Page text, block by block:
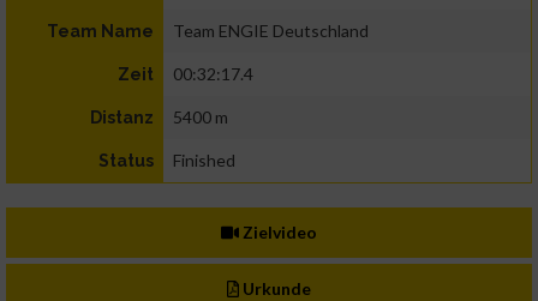
Team Name Team ENGIE Deutschland
Zeit 00:32:17.4
Distanz 5400 m
Status Finished
Zielvideo
Urkunde